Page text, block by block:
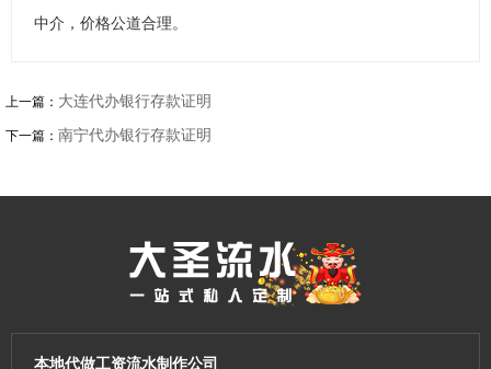
中介，价格公道合理。
上一篇： 大连代办银行存款证明
下一篇： 南宁代办银行存款证明
本地代做工资流水制作公司